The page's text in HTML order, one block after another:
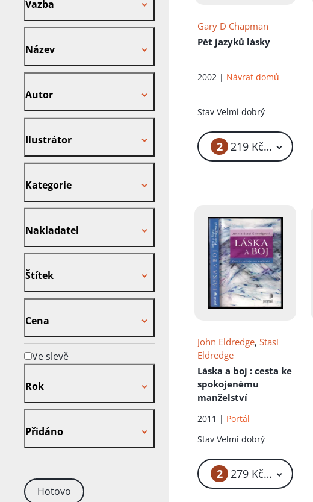
Vazba
Název
Autor
Ilustrátor
Kategorie
Nakladatel
Štítek
Cena
Ve slevě
Rok
Přidáno
Hotovo
Gary D Chapman
Pět jazyků lásky
2002 | Návrat domů
StavVelmi dobrý
2 219 Kč – 249 Kč
John Eldredge,Stasi
Eldredge
Láska a boj : cesta ke
spokojenému
manželství
2011 | Portál
StavVelmi dobrý
2 279 Kč – 299 Kč